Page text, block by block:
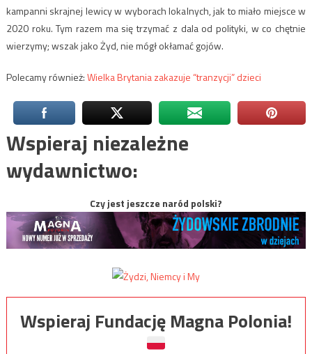
kampanni skrajnej lewicy w wyborach lokalnych, jak to miało miejsce w
2020 roku. Tym razem ma się trzymać z dala od polityki, w co chętnie
wierzymy; wszak jako Żyd, nie mógł okłamać gojów.
Polecamy również:Wielka Brytania zakazuje “tranzycji” dzieci
Wspieraj niezależne
wydawnictwo:
Czy jest jeszcze naród polski?
Wspieraj Fundację Magna Polonia!